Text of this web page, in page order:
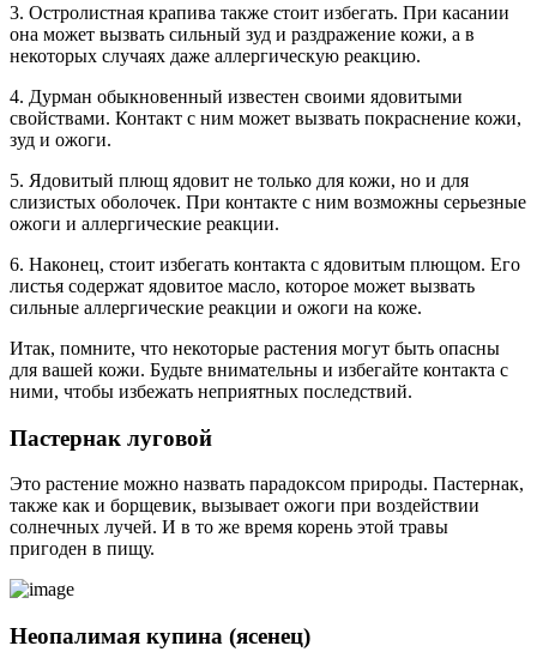
3. Остролистная крапива также стоит избегать. При касании
она может вызвать сильный зуд и раздражение кожи, а в
некоторых случаях даже аллергическую реакцию.
4. Дурман обыкновенный известен своими ядовитыми
свойствами. Контакт с ним может вызвать покраснение кожи,
зуд и ожоги.
5. Ядовитый плющ ядовит не только для кожи, но и для
слизистых оболочек. При контакте с ним возможны серьезные
ожоги и аллергические реакции.
6. Наконец, стоит избегать контакта с ядовитым плющом. Его
листья содержат ядовитое масло, которое может вызвать
сильные аллергические реакции и ожоги на коже.
Итак, помните, что некоторые растения могут быть опасны
для вашей кожи. Будьте внимательны и избегайте контакта с
ними, чтобы избежать неприятных последствий.
Пастернак луговой
Это растение можно назвать парадоксом природы. Пастернак,
также как и борщевик, вызывает ожоги при воздействии
солнечных лучей. И в то же время корень этой травы
пригоден в пищу.
Неопалимая купина (ясенец)